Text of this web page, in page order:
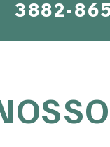
3882-